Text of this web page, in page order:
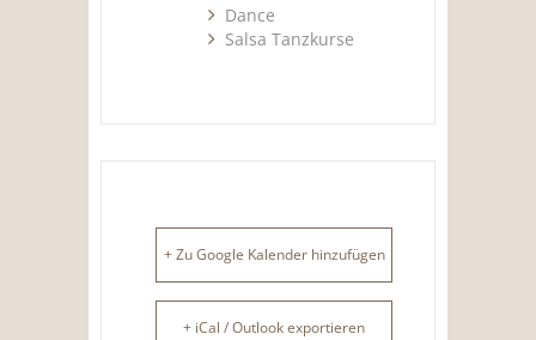
Dance
Salsa Tanzkurse
+ Zu Google Kalender hinzufügen
+ iCal / Outlook exportieren